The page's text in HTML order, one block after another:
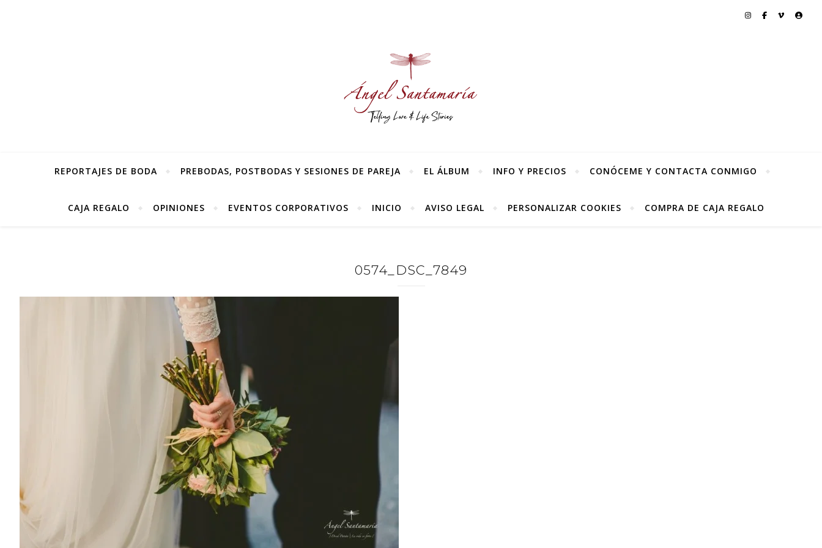
REPORTAJES DE BODA PREBODAS, POSTBODAS Y SESIONES DE PAREJA EL ÁLBUM INFO Y PRECIOS CONÓCEME Y CONTACTA CONMIGO
CAJA REGALO OPINIONES EVENTOS CORPORATIVOS INICIO AVISO LEGAL PERSONALIZAR COOKIES COMPRA DE CAJA REGALO
0574_DSC_7849